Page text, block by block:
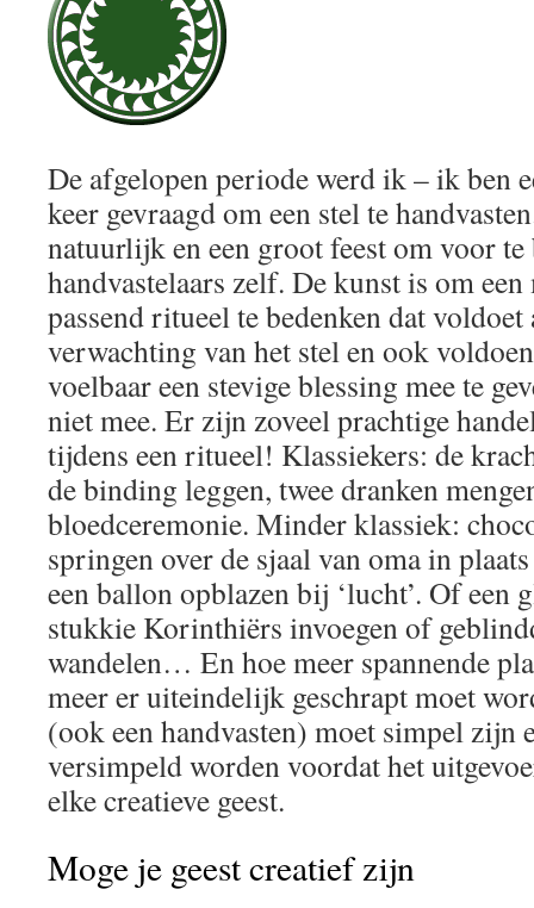
De afgelopen periode werd ik – ik ben
keer gevraagd om een stel te
natuurlijk en een groot feest om voor te
handvastelaars zelf. De kunst is om
passend ritueel te bedenken dat voldoet
verwachting van het stel en ook
voelbaar een stevige blessing mee te
niet mee. Er zijn zoveel prachtige
tijdens een ritueel! Klassiekers: de
de binding leggen, twee dranken
bloedceremonie. Minder klassiek:
springen over de sjaal van oma in
een ballon opblazen bij ‘lucht’. Of een
stukkie Korinthiërs invoegen of
wandelen… En hoe meer spannende
meer er uiteindelijk geschrapt moet
(ook een handvasten) moet simpel zijn
versimpeld worden voordat het
elke creatieve geest.
Moge je geest creatief zijn